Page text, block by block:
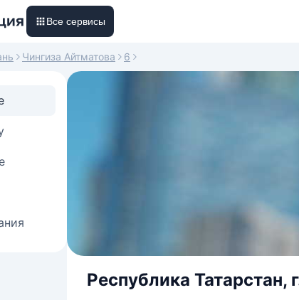
Все сервисы
Чингиза Айтматова 6
Республика Татарстан,